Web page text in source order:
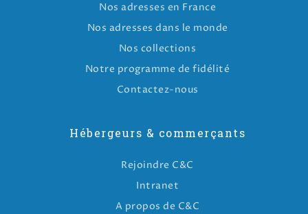
Nos adresses en France
Nos adresses dans le monde
Nos collections
Notre programme de fidélité
Contactez-nous
Hébergeurs & commerçants
Rejoindre C&C
Intranet
A propos de C&C